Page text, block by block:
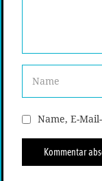
Name, E-